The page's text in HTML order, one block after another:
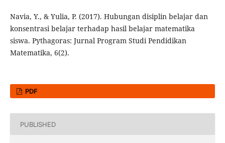
Navia, Y., & Yulia, P. (2017). Hubungan disiplin belajar dan
konsentrasi belajar terhadap hasil belajar matematika
siswa. Pythagoras: Jurnal Program Studi Pendidikan
Matematika, 6(2).
PDF
PUBLISHED